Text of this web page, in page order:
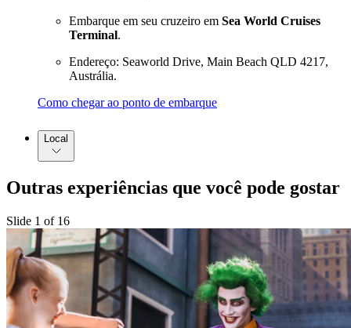
Embarque em seu cruzeiro em Sea World Cruises
Terminal.
Endereço: Seaworld Drive, Main Beach QLD 4217,
Austrália.
Como chegar ao ponto de embarque
Local
Outras experiências que você pode gostar
Slide 1 of 16